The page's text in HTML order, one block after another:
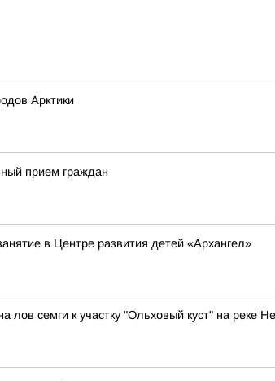
Арктики
прием граждан
в Центре развития детей «Архангел»
семги к участку "Ольховый куст" на реке